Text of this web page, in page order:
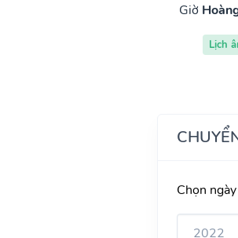
Giờ
Lịch
Chọn